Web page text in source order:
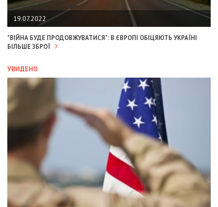
19.07.2022
"ВІЙНА БУДЕ ПРОДОВЖУВАТИСЯ": В ЄВРОПІ ОБІЦЯЮТЬ УКРАЇНІ
БІЛЬШЕ ЗБРОЇ
УВИДЕНО